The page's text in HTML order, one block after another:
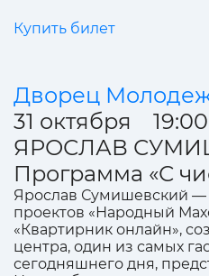
Купить билет
Дворец
31 октября 19:00
ЯРОСЛАВ
Программа «С
Ярослав Сумишевский —
проектов «Народный
«Квартирник онлайн»,
центра, один из самых
сегодняшнего дня,